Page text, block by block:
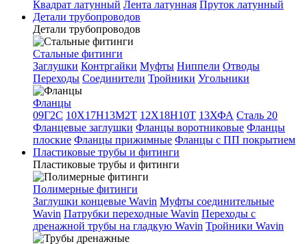
Квадрат латунный Лента латунная Пруток латунный
Детали трубопроводов
Детали трубопроводов
Стальные фитинги
Заглушки Контргайки Муфты Ниппели Отводы
Переходы Соединители Тройники Угольники
Фланцы
09Г2С 10Х17Н13М2Т 12Х18Н10Т 13ХФА Сталь 20
Фланцевые заглушки Фланцы воротниковые Фланцы
плоские Фланцы прижимные Фланцы с ПП покрытием
Пластиковые трубы и фитинги
Пластиковые трубы и фитинги
Полимерные фитинги
Заглушки концевые Wavin Муфты соединительные
Wavin Патрубки переходные Wavin Переходы с
дренажной трубы на гладкую Wavin Тройники Wavin